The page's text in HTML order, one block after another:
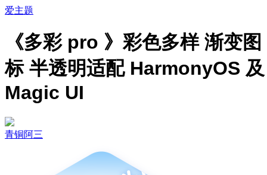
爱主题
《多彩 pro 》彩色多样 渐变图
标 半透明适配 HarmonyOS 及
Magic UI
青铜阿三